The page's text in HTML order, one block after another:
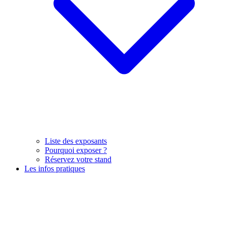
Liste des exposants
Pourquoi exposer ?
Réservez votre stand
Les infos pratiques